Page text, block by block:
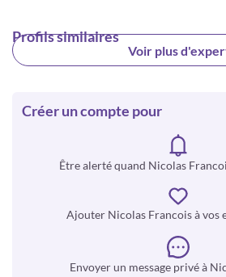
Profils similaires
Voir plus
Créer un compte pour
Être alerté quand Nicolas
Ajouter Nicolas Francois à vos
Envoyer un message privé à